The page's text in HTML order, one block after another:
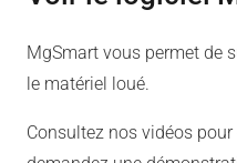
MgSmart vous permet de
le matériel loué.
Consultez nos vidéos